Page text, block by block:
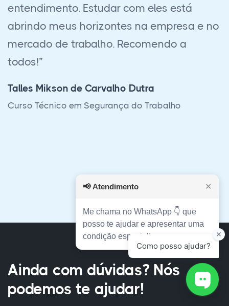
somente do conteúdo programático, mas
em relação a outras eventualidades eram
respondidas. Em menos de 1 ano consegui
realizar todas as provas presenciais. Toda
Ainda com dúvidas? Nós
podemos te ajudar!
📢 Atendimento ✕
Me chama no WhatsApp 👇 que
posso te ajudar e apresentar uma
condição especial!